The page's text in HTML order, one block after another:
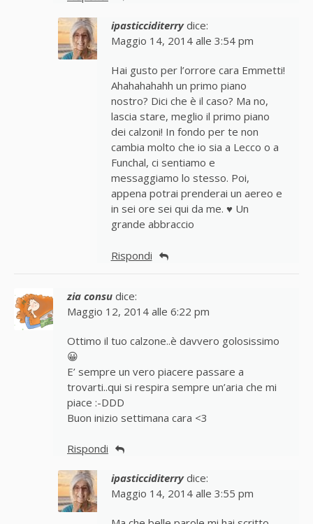
ipasticciditerry dice:
Maggio 14, 2014 alle 3:54 pm
Hai gusto per l’orrore cara Emmetti!
Ahahahahahh un primo piano
nostro? Dici che è il caso? Ma no,
lascia stare, meglio il primo piano
dei calzoni! In fondo per te non
cambia molto che io sia a Lecco o a
Funchal, ci sentiamo e
messaggiamo lo stesso. Poi,
appena potrai prenderai un aereo e
in sei ore sei qui da me. ♥ Un
grande abbraccio
Rispondi
zia consu dice:
Maggio 12, 2014 alle 6:22 pm
Ottimo il tuo calzone..è davvero golosissimo
😀
E’ sempre un vero piacere passare a
trovarti..qui si respira sempre un’aria che mi
piace :-DDD
Buon inizio settimana cara <3
Rispondi
ipasticciditerry dice:
Maggio 14, 2014 alle 3:55 pm